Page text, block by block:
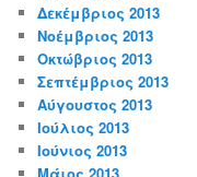
Δεκέμβριος 2013
Νοέμβριος 2013
Οκτώβριος 2013
Σεπτέμβριος 2013
Αύγουστος 2013
Ιούλιος 2013
Ιούνιος 2013